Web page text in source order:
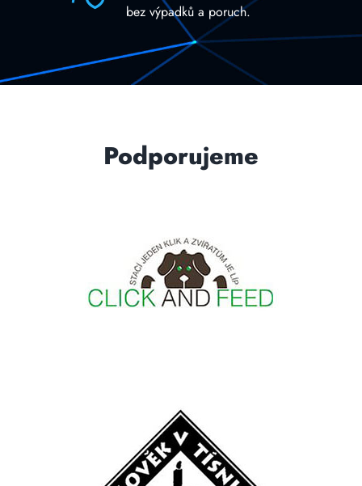
bez výpadků a poruch.
Podporujeme